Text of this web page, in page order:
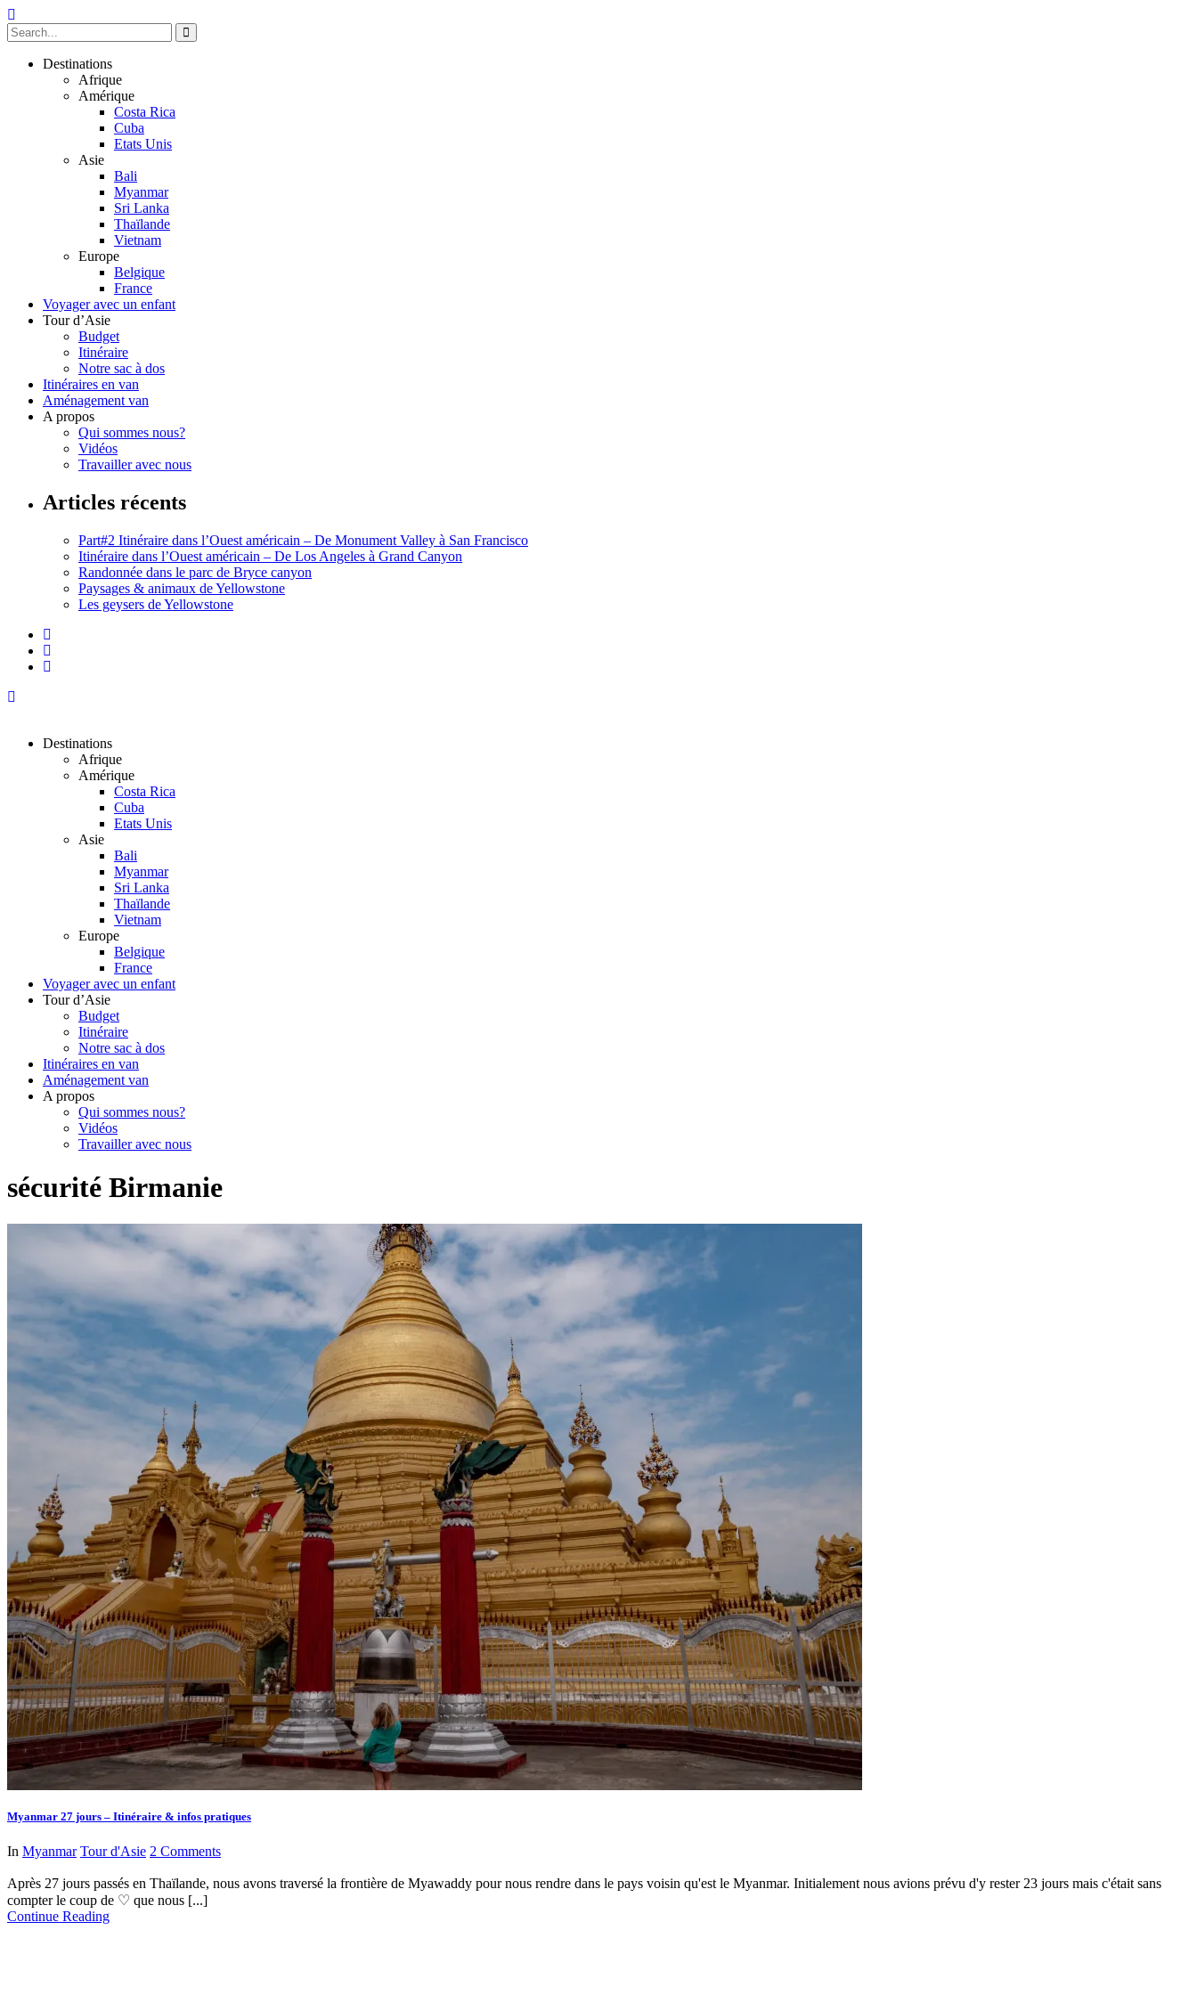
Destinations
Afrique
Amérique
Costa Rica
Cuba
Etats Unis
Asie
Bali
Myanmar
Sri Lanka
Thaïlande
Vietnam
Europe
Belgique
France
Voyager avec un enfant
Tour d’Asie
Budget
Itinéraire
Notre sac à dos
Itinéraires en van
Aménagement van
A propos
Qui sommes nous?
Vidéos
Travailler avec nous
Articles récents
Part#2 Itinéraire dans l’Ouest américain – De Monument Valley à San Francisco
Itinéraire dans l’Ouest américain – De Los Angeles à Grand Canyon
Randonnée dans le parc de Bryce canyon
Paysages & animaux de Yellowstone
Les geysers de Yellowstone
Destinations
Afrique
Amérique
Costa Rica
Cuba
Etats Unis
Asie
Bali
Myanmar
Sri Lanka
Thaïlande
Vietnam
Europe
Belgique
France
Voyager avec un enfant
Tour d’Asie
Budget
Itinéraire
Notre sac à dos
Itinéraires en van
Aménagement van
A propos
Qui sommes nous?
Vidéos
Travailler avec nous
sécurité Birmanie
Myanmar 27 jours – Itinéraire & infos pratiques
In Myanmar Tour d'Asie 2 Comments
Après 27 jours passés en Thaïlande, nous avons traversé la frontière de Myawaddy pour nous rendre dans le pays voisin qu'est le Myanmar. Initialement nous avions prévu d'y rester 23 jours mais c'était sans
compter le coup de ♡ que nous [...]
Continue Reading